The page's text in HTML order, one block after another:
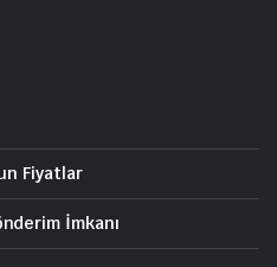
Fiyatlar
İmkanı